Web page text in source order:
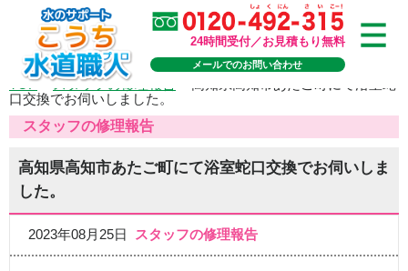
24時間受付／お見積もり無料
メールでのお問い合わせ
TOP>スタッフの修理報告
口交換でお伺いしました。
スタッフの修理報告
高知県高知市あたご町にて浴室蛇口交換でお伺いしま
した。
2023年08月25日 スタッフの修理報告